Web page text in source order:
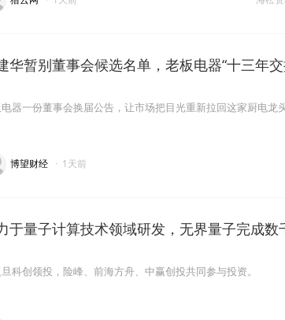
华暂别董事会候选名单，老板电器“十三年
器一份董事会换届公告，让市场把目光重新拉回这家厨电龙
博望财经 · 1天前
于量子计算技术领域研发，无界量子完成数
科创领投，险峰、前海方舟、中赢创投共同参与投资。